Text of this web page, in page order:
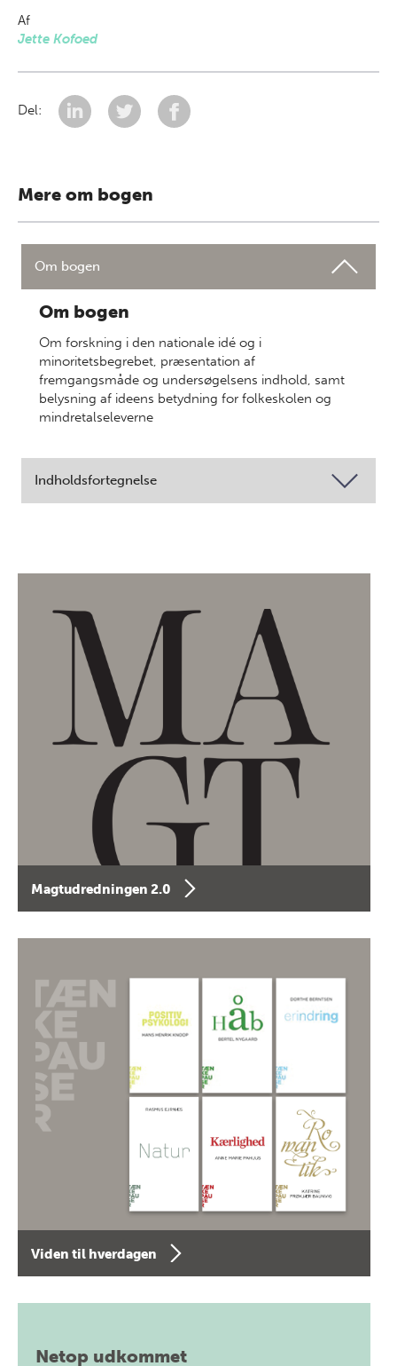
Af
Jette Kofoed
Del:
Mere om bogen
Om bogen
Om bogen
Om forskning i den nationale idé og i
minoritetsbegrebet, præsentation af
fremgangsmåde og undersøgelsens indhold, samt
belysning af ideens betydning for folkeskolen og
mindretalseleverne
Indholdsfortegnelse
Magtudredningen 2.0
Viden til hverdagen
Netop udkommet